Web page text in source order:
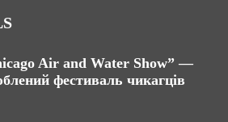
Air and Water Show” —
фестиваль чикагців